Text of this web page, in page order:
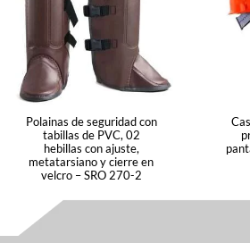
Polainas de seguridad con
tabillas de PVC, 02
hebillas con ajuste,
metatarsiano y cierre en
velcro – SRO 270-2